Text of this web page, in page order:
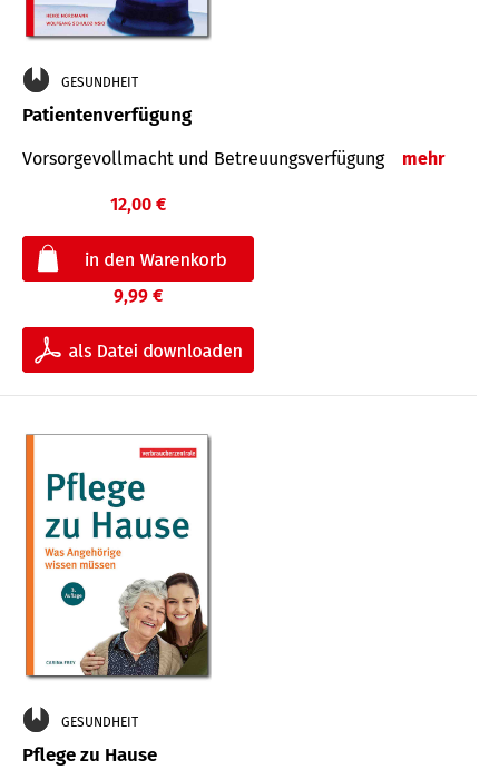
GESUNDHEIT
Patientenverfügung
Vorsorgevollmacht und Betreuungsverfügung mehr
12,00 €
9,99 €
GESUNDHEIT
Pflege zu Hause